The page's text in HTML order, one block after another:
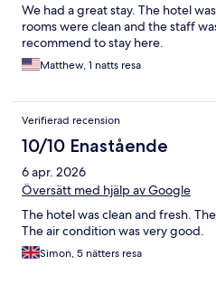
We had a great stay. The hotel
rooms were clean and the staff
recommend to stay here.
Matthew, 1 natts resa
Verifierad recension
10/10 Enastående
6 apr. 2026
Översätt med hjälp av Google
The hotel was clean and fresh.
The air condition was very good.
Simon, 5 nätters resa